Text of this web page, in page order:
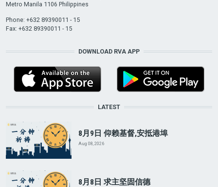
Metro Manila 1106 Philippines
Phone: +632 89390011 - 15
Fax: +632 89390011 - 15
DOWNLOAD RVA APP
LATEST
8月9日 仰赖基督,安抵港埠
Aug 08, 2026
8月8日 求主坚固信德